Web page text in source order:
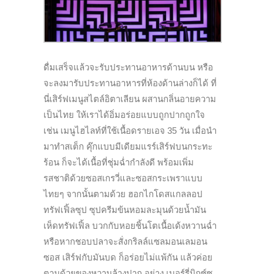
ดื่มเสร็จแล้วจะรับประทานอาหารด้านบน หรือ
จะลงมารับประทานอาหารที่ห้องด้านล่างก็ได้ ที่
นี่เสิร์ฟเมนูสไตล์อิตาเลียน ผสานกลิ่นอายความ
เป็นไทย ให้เราได้อิ่มอร่อยแบบถูกปากถูกใจ
เช่น เมนูไฮไลท์ที่ใช้เนื้อดรายเอจ 35 วัน เมื่อนำ
มาทำสเต็ก คุ๊กแบบมีเดียมแรร์เสิร์ฟบนกระทะ
ร้อน ก็จะได้เนื้อที่ชุ่มฉ่ำกำลังดี พร้อมเพิ่ม
รสชาติด้วยซอสเกรวี่และซอสกระเพราแบบ
ไทยๆ จากนั้นตามด้วย ฮอกไกโดสแกลลอป
ทรัฟเฟิ้ลซุป ซุปครีมข้นหอมละมุนด้วยน้ำมัน
เห็ดทรัฟเฟิ้ล บวกกับหอยชิ้นโตเนื้อเด้งหวานฉ่ำ
หรือหากชอบปลาจะสั่งกริลล์แซลมอนเลมอน
ซอส เสิร์ฟกับมันบด ก็อร่อยไม่แพ้กัน แล้วค่อย